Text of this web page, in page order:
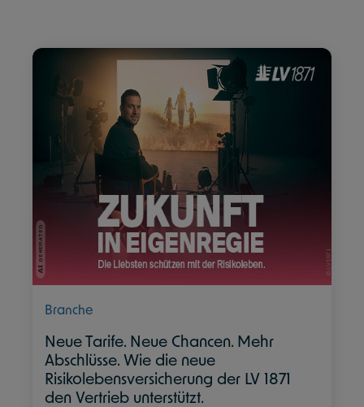
Branche
Neue Tarife. Neue Chancen. Mehr
Abschlüsse. Wie die neue
Risikolebensversicherung der LV 1871
den Vertrieb unterstützt.